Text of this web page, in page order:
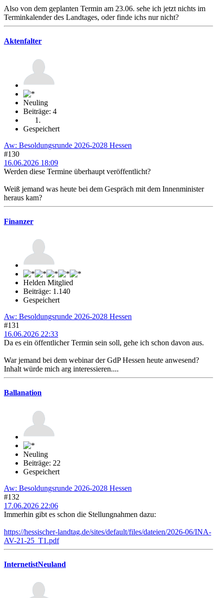
Also von dem geplanten Termin am 23.06. sehe ich jetzt nichts im
Terminkalender des Landtages, oder finde ichs nur nicht?
Aktenfalter
Neuling
Beiträge: 4
Gespeichert
Aw: Besoldungsrunde 2026-2028 Hessen
#130
16.06.2026 18:09
Werden diese Termine überhaupt veröffentlicht?
Weiß jemand was heute bei dem Gespräch mit dem Innenminister
heraus kam?
Finanzer
Helden Mitglied
Beiträge: 1.140
Gespeichert
Aw: Besoldungsrunde 2026-2028 Hessen
#131
16.06.2026 22:33
Da es ein öffentlicher Termin sein soll, gehe ich schon davon aus.
War jemand bei dem webinar der GdP Hessen heute anwesend?
Inhalt würde mich arg interessieren....
Ballanation
Neuling
Beiträge: 22
Gespeichert
Aw: Besoldungsrunde 2026-2028 Hessen
#132
17.06.2026 22:06
Immerhin gibt es schon die Stellungnahmen dazu:
https://hessischer-landtag.de/sites/default/files/dateien/2026-06/INA-
AV-21-25_T1.pdf
InternetistNeuland